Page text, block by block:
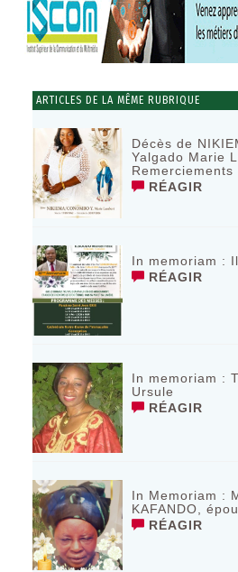
ARTICLES DE LA MÊME RUBRIQUE
Décès de
Yalgado Marie
RÉAGIR
In memoriam :
RÉAGIR
In memoriam :
Ursule
RÉAGIR
In Memoriam :
KAFANDO,
RÉAGIR